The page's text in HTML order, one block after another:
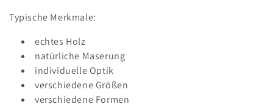
Typische Merkmale:
echtes Holz
natürliche Maserung
individuelle Optik
verschiedene Größen
verschiedene Formen